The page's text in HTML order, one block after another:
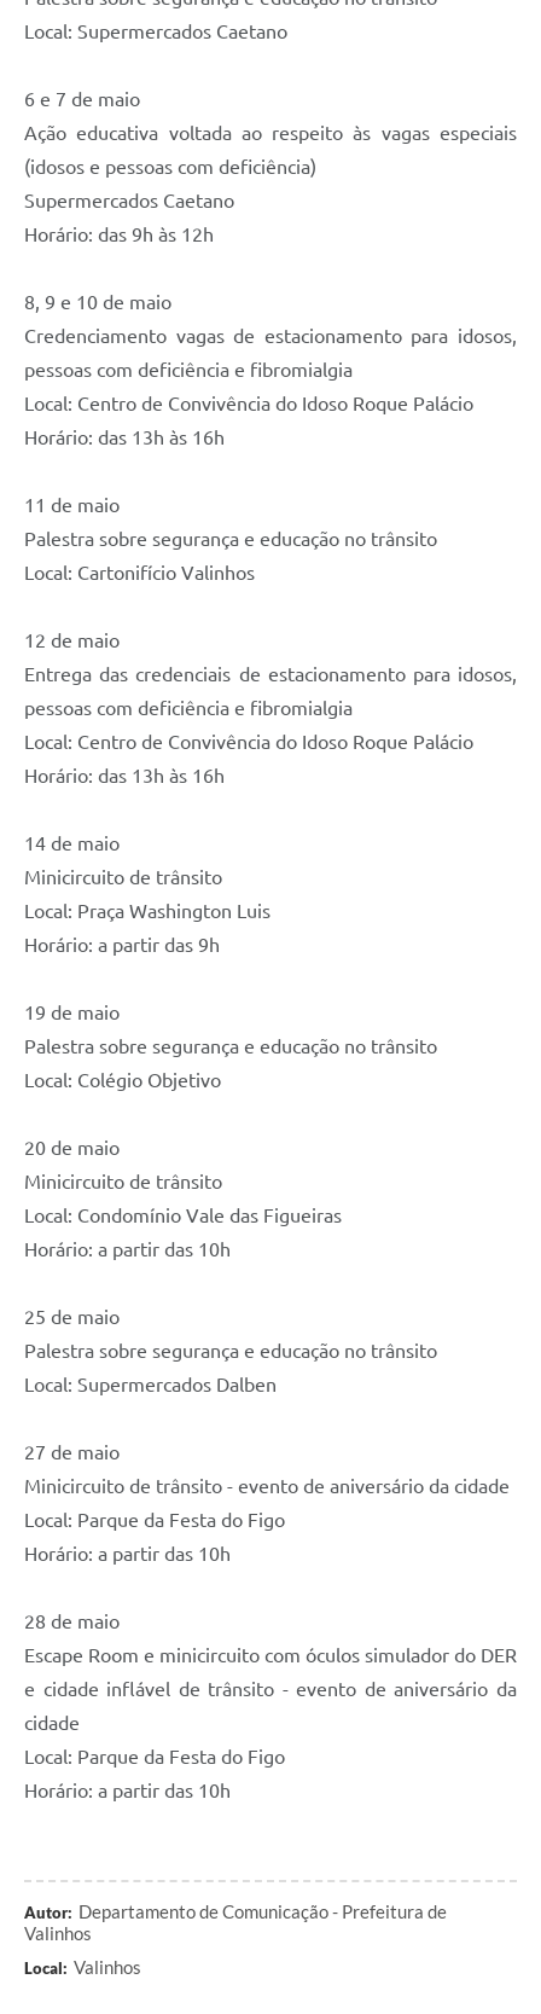
Local: Supermercados Caetano
6 e 7 de maio
Ação educativa voltada ao respeito às vagas especiais
(idosos e pessoas com deficiência)
Supermercados Caetano
Horário: das 9h às 12h
8, 9 e 10 de maio
Credenciamento vagas de estacionamento para idosos,
pessoas com deficiência e fibromialgia
Local: Centro de Convivência do Idoso Roque Palácio
Horário: das 13h às 16h
11 de maio
Palestra sobre segurança e educação no trânsito
Local: Cartonifício Valinhos
12 de maio
Entrega das credenciais de estacionamento para idosos,
pessoas com deficiência e fibromialgia
Local: Centro de Convivência do Idoso Roque Palácio
Horário: das 13h às 16h
14 de maio
Minicircuito de trânsito
Local: Praça Washington Luis
Horário: a partir das 9h
19 de maio
Palestra sobre segurança e educação no trânsito
Local: Colégio Objetivo
20 de maio
Minicircuito de trânsito
Local: Condomínio Vale das Figueiras
Horário: a partir das 10h
25 de maio
Palestra sobre segurança e educação no trânsito
Local: Supermercados Dalben
27 de maio
Minicircuito de trânsito - evento de aniversário da cidade
Local: Parque da Festa do Figo
Horário: a partir das 10h
28 de maio
Escape Room e minicircuito com óculos simulador do DER
e cidade inflável de trânsito - evento de aniversário da
cidade
Local: Parque da Festa do Figo
Horário: a partir das 10h
Autor: Departamento de Comunicação - Prefeitura de
Valinhos
Local: Valinhos